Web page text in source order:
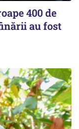
400 de
au fost